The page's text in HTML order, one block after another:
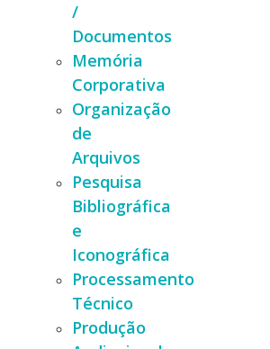
/
Documentos
Memória
Corporativa
Organização
de
Arquivos
Pesquisa
Bibliográfica
e
Iconográfica
Processamento
Técnico
Produção